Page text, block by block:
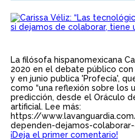
La filósofa hispanomexicana
2020 en el debate público
y en junio publica 'Profecía',
como “una reflexión sobre los
predicción, desde el Oráculo
artificial. Lee más:
https://
dependen-dejamos-
¡Deja el primer comentario!